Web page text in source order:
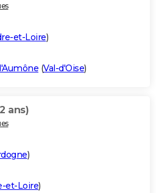
et-Loire)
(Val-d'Oise)
ans)
)
et-Loire)